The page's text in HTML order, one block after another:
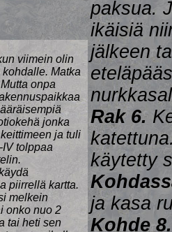
paksua.
ikäisiä
jälkeen
Rak 6.
käytetty
ja kasa
Kohde 8.
viimein olin
Matka
onpa
jonka
ja tuli
tolppaa
piirrellä kartta.
melkein
onko nuo 2
tai heti sen